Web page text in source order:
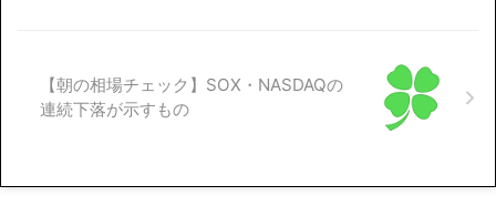
【朝の相場チェック】SOX・NASDAQの
連続下落が示すもの